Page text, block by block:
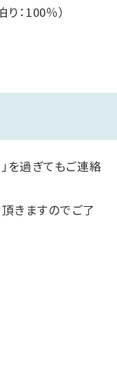
：100％）
を過ぎてもご連絡
きますのでご了